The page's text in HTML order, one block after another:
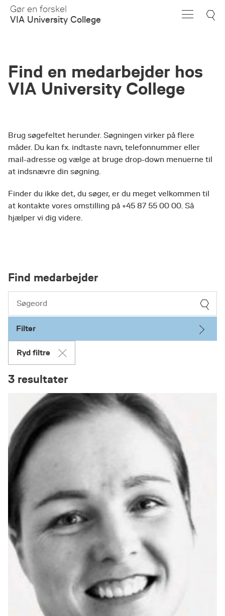
Skip
Main
Gør en forskel
VIA University College
Find en medarbejder hos
VIA University College
Brug søgefeltet herunder. Søgningen virker på flere
måder. Du kan fx. indtaste navn, telefonnummer eller
mail-adresse og vælge at bruge drop-down menuerne til
at indsnævre din søgning.
Finder du ikke det, du søger, er du meget velkommen til
at kontakte vores omstilling på +45 87 55 00 00. Så
hjælper vi dig videre.
Find medarbejder
Filter
Ryd filtre
3 resultater